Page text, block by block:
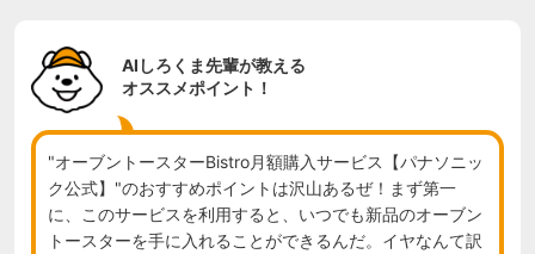
AIしろくま先輩が教える
オススメポイント！
"オーブントースターBistro月額購入サービス【パナソニッ
ク公式】"のおすすめポイントは沢山あるぜ！まず第一
に、このサービスを利用すると、いつでも新品のオーブン
トースターを手に入れることができるんだ。イヤなんて訳